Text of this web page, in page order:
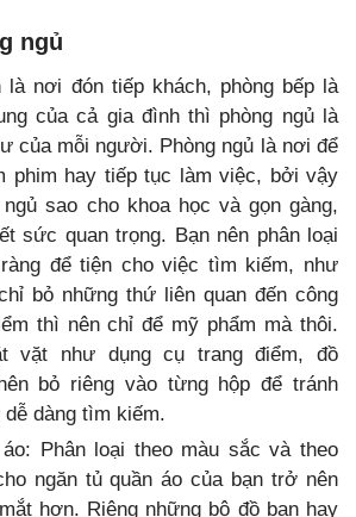
ngủ
là nơi đón tiếp khách, phòng bếp là
của cả gia đình thì phòng ngủ là
của mỗi người. Phòng ngủ là nơi để
phim hay tiếp tục làm việc, bởi vậy
sao cho khoa học và gọn gàng,
sức quan trọng. Bạn nên phân loại
để tiện cho việc tìm kiếm, như
bỏ những thứ liên quan đến công
thì nên chỉ để mỹ phẩm mà thôi.
vặt như dụng cụ trang điểm, đồ
bỏ riêng vào từng hộp để tránh
dàng tìm kiếm.
Phân loại theo màu sắc và theo
ngăn tủ quần áo của bạn trở nên
hơn. Riêng những bộ đồ bạn hay